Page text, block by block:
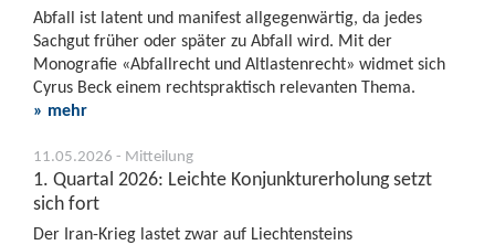
Abfall ist latent und manifest allgegenwärtig, da jedes
Sachgut früher oder später zu Abfall wird. Mit der
Monografie «Abfallrecht und Altlastenrecht» widmet sich
Cyrus Beck einem rechtspraktisch relevanten Thema.
» mehr
11.05.2026 - Mitteilung
1. Quartal 2026: Leichte Konjunkturerholung setzt
sich fort
Der Iran-Krieg lastet zwar auf Liechtensteins